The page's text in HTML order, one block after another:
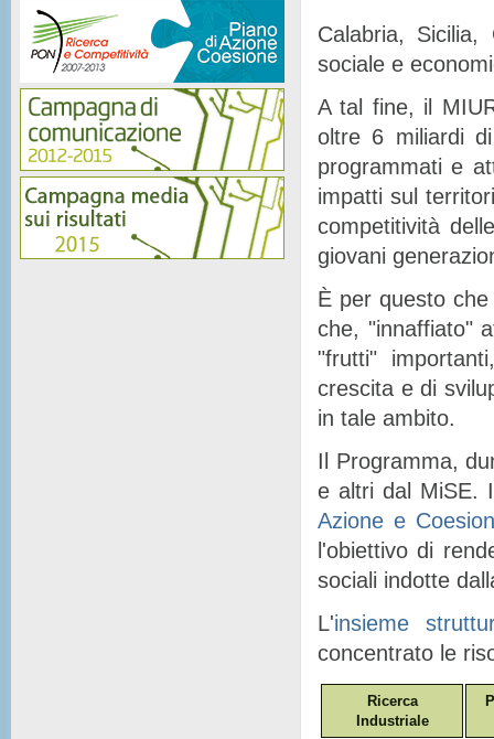
Calabria, Sicilia,
sociale e
A tal fine, il
oltre 6 miliardi
programmati e
impatti sul
competitività
giovani
È per questo
che, "innaffiato"
"frutti"
crescita e di
in tale ambito.
Il Programma,
e altri dal MiSE.
Azione e
l'obiettivo di
sociali indotte
L'insieme
concentrato le
Ricerca
Industriale